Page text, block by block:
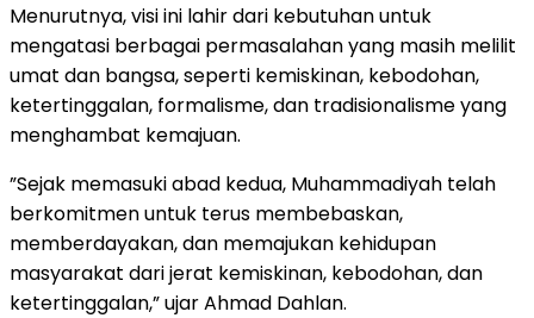
Menurutnya, visi ini lahir dari kebutuhan untuk
mengatasi berbagai permasalahan yang masih melilit
umat dan bangsa, seperti kemiskinan, kebodohan,
ketertinggalan, formalisme, dan tradisionalisme yang
menghambat kemajuan.
”Sejak memasuki abad kedua, Muhammadiyah telah
berkomitmen untuk terus membebaskan,
memberdayakan, dan memajukan kehidupan
masyarakat dari jerat kemiskinan, kebodohan, dan
ketertinggalan,” ujar Ahmad Dahlan.